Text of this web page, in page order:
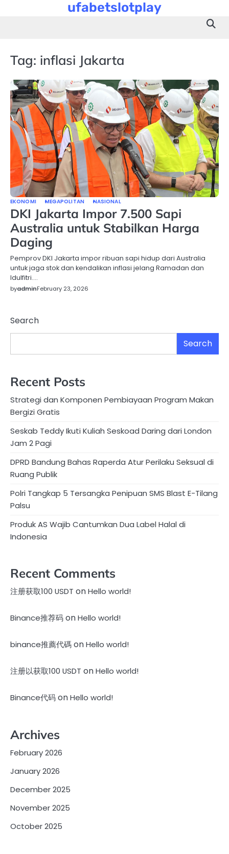
ufabetslotplay
Tag: inflasi Jakarta
EKONOMI MEGAPOLITAN NASIONAL
DKI Jakarta Impor 7.500 Sapi
Australia untuk Stabilkan Harga
Daging
Pemprov DKI Jakarta impor ribuan sapi hidup dari Australia
untuk jaga stok dan kendalikan inflasi jelang Ramadan dan
Idulfitri….
byadminFebruary 23, 2026
Search
Search
Recent Posts
Strategi dan Komponen Pembiayaan Program Makan
Bergizi Gratis
Seskab Teddy Ikuti Kuliah Seskoad Daring dari London
Jam 2 Pagi
DPRD Bandung Bahas Raperda Atur Perilaku Seksual di
Ruang Publik
Polri Tangkap 5 Tersangka Penipuan SMS Blast E-Tilang
Palsu
Produk AS Wajib Cantumkan Dua Label Halal di
Indonesia
Recent Comments
注册获取100 USDT onHello world!
Binance推荐码onHello world!
binance推薦代碼onHello world!
注册以获取100 USDT onHello world!
Binance代码onHello world!
Archives
February 2026
January 2026
December 2025
November 2025
October 2025